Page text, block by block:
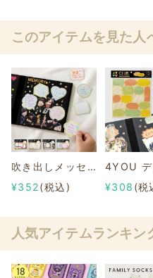
このアイテムを見た人
吹き出しメッセージシール
¥352(税込)
¥308 (税
人気アイテムランキン